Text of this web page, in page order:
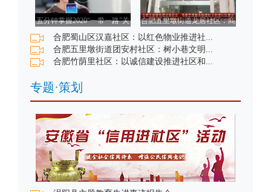
五分钟掌握2020“一带一路”关
键词
合肥五里墩街道龙居社区：商
家志愿服务联盟助力和谐社区
建设
合肥蜀山区汉嘉社区：以红色物业推进社...
合肥五里墩街道团安村社区：树小巷文明...
合肥竹荫里社区：以诚信建设推进社区和...
专题·策划